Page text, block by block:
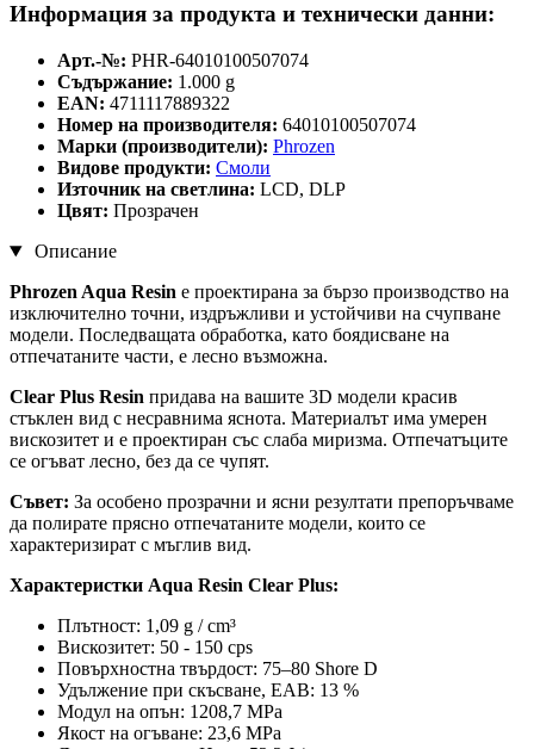
Информация за продукта и технически данни:
Арт.-№: PHR-64010100507074
Съдържание: 1.000 g
EAN: 4711117889322
Номер на производителя: 64010100507074
Марки (производители): Phrozen
Видове продукти: Смоли
Източник на светлина: LCD, DLP
Цвят: Прозрачен
Описание
Phrozen Aqua Resin е проектирана за бързо производство на
изключително точни, издръжливи и устойчиви на счупване
модели. Последващата обработка, като боядисване на
отпечатаните части, е лесно възможна.
Clear Plus Resin придава на вашите 3D модели красив
стъклен вид с несравнима яснота. Материалът има умерен
вискозитет и е проектиран със слаба миризма. Отпечатъците
се огъват лесно, без да се чупят.
Съвет: За особено прозрачни и ясни резултати препоръчваме
да полирате прясно отпечатаните модели, които се
характеризират с мъглив вид.
Характеристки Aqua Resin Clear Plus:
Плътност: 1,09 g / cm³
Вискозитет: 50 - 150 cps
Повърхностна твърдост: 75–80 Shore D
Удължение при скъсване, EAB: 13 %
Модул на опън: 1208,7 MPa
Якост на огъване: 23,6 MPa